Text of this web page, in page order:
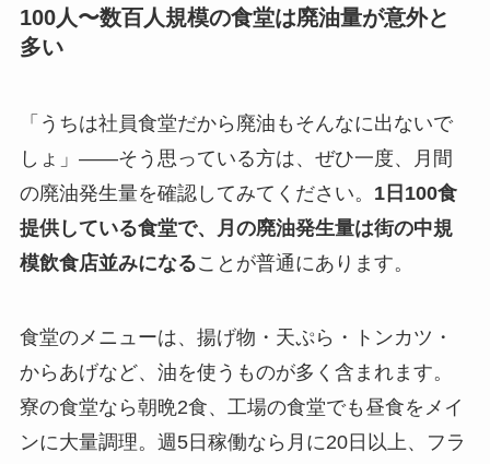
100人〜数百人規模の食堂は廃油量が意外と
多い
「うちは社員食堂だから廃油もそんなに出ないで
しょ」——そう思っている方は、ぜひ一度、月間
の廃油発生量を確認してみてください。 1日100食
提供している食堂で、月の廃油発生量は街の中規
模飲食店並みになることが普通にあります。
食堂のメニューは、揚げ物・天ぷら・トンカツ・
からあげなど、油を使うものが多く含まれます。
寮の食堂なら朝晩2食、工場の食堂でも昼食をメイ
ンに大量調理。週5日稼働なら月に20日以上、フラ